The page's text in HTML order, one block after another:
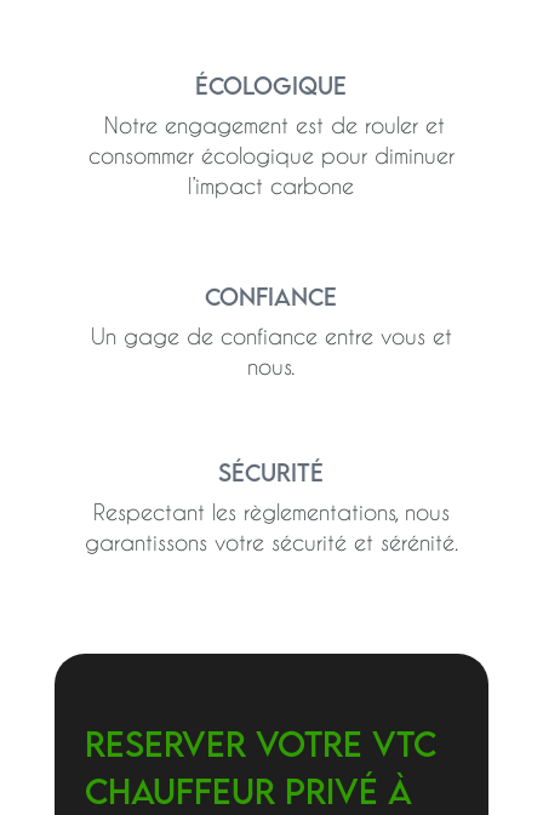
Écologique
Notre engagement est de rouler et
consommer écologique pour diminuer
l’impact carbone
Confiance
Un gage de confiance entre vous et
nous.
Sécurité
Respectant les règlementations, nous
garantissons votre sécurité et sérénité.
RESERVER VOTRE VTC
CHAUFFEUR PRIVé à